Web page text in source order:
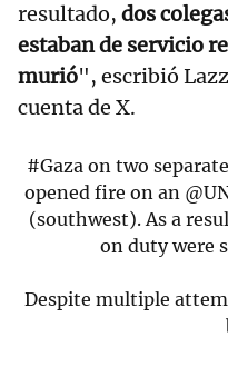
resultado, dos
estaban de servicio
murió", escribió
cuenta de X.
#Gaza on two
opened fire on an
(southwest). As a
on duty were
Despite multiple